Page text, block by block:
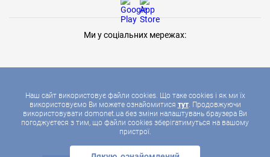
Наш сайт використовує файли cookies. Що таке cookies і як ми їх
використовуємо Ви можете ознайомитися тут. Продовжуючи
використовувати domonet.ua без зміни налаштувань браузера Ви
погоджуєтеся з тим, що файли cookies зберігатимуться на вашому
пристрої.
Ми у соціальних мережах:
2026 © ДОМОНЕТ, УСІ ПРАВА ЗАХИЩЕНІ